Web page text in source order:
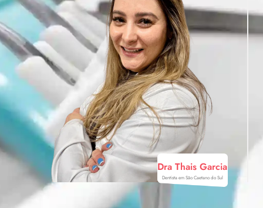
Dra Thais Garcia
Dentista em São Caetano do Sul